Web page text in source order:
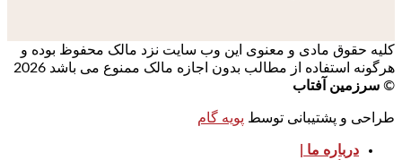
کلیه حقوق مادی و معنوی این وب سایت نزد مالک محفوظ بوده و
هرگونه استفاده از مطالب بدون اجازه مالک ممنوع می باشد 2026
© سرزمین آفتاب
طراحی و پشتیبانی توسط پویه گام
درباره ما |